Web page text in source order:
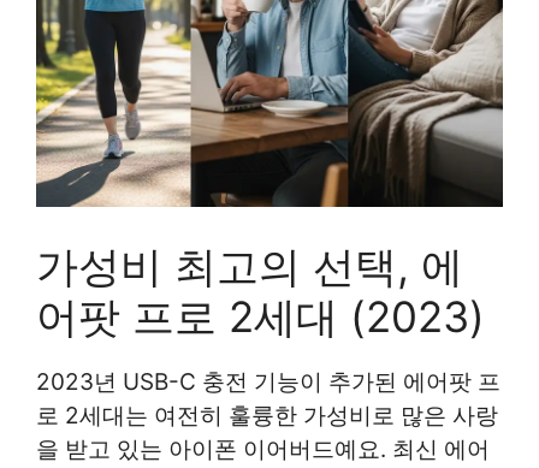
가성비 최고의 선택, 에
어팟 프로 2세대 (2023)
2023년 USB-C 충전 기능이 추가된 에어팟 프
로 2세대는 여전히 훌륭한 가성비로 많은 사랑
을 받고 있는 아이폰 이어버드예요. 최신 에어